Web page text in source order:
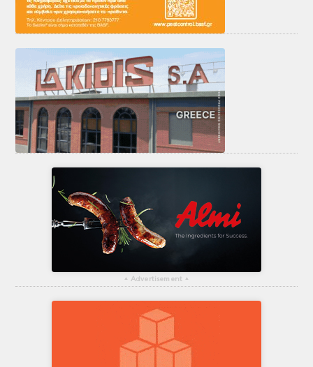
▴ Advertisement ▴